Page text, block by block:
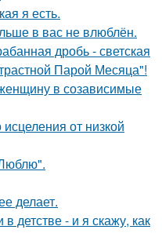
я есть.
в вас не влюблён.
дробь - светская
Парой Месяца"!
в созависимые
от низкой
делает.
детстве - и я скажу, как